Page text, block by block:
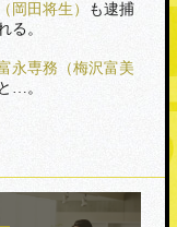
岡田将生）
も逮捕
る。
永専務（梅沢富美
…。